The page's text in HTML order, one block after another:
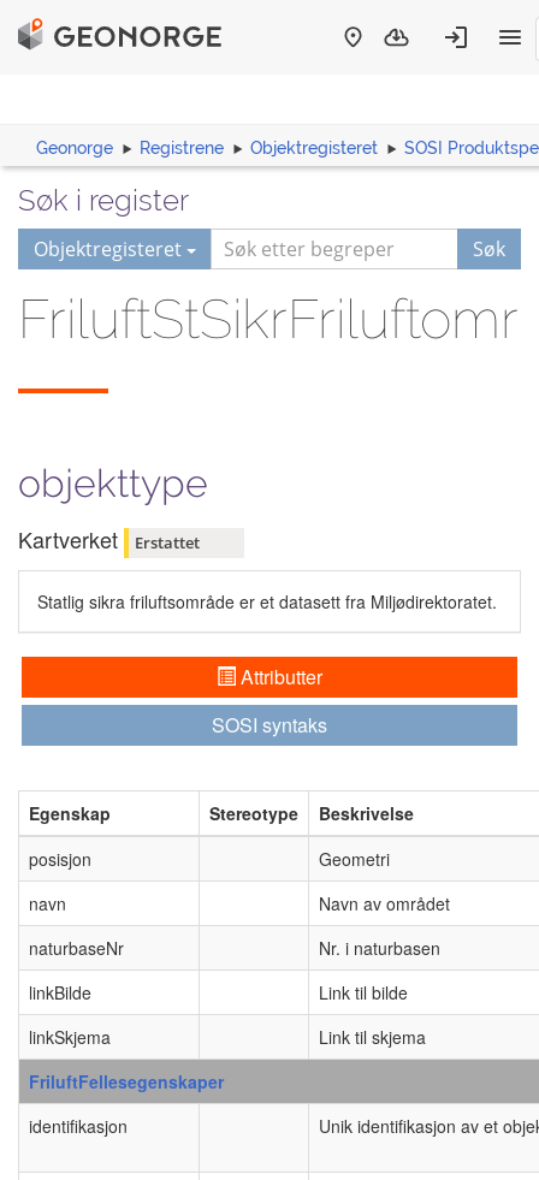
Geonorge Registrene Objektregisteret SOSI
Søk i register
Objektregisteret Søk
FriluftStSikrFriluftomr
objekttype
Kartverket Erstattet
Statlig sikra friluftsområde er et datasett fra Miljødirektoratet.
Attributter
SOSI syntaks
Egenskap Stereotype
Beskrivelse
posisjon
Geometri
navn
Navn av området
naturbaseNr
Nr. i naturbasen
linkBilde
Link til bilde
linkSkjema
Link til skjema
FriluftFellesegenskaper
identifikasjon
Unik identifikasjon av et